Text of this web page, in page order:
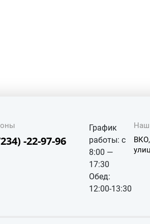
-22-97-96
График
работы: с
8:00 —
17:30
Обед:
12:00-13:30
Наш